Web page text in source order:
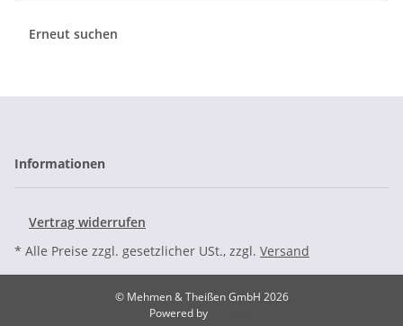
Erneut suchen
Informationen
Vertrag widerrufen
* Alle Preise zzgl. gesetzlicher USt., zzgl. Versand
© Mehmen & Theißen GmbH 2026
Powered by